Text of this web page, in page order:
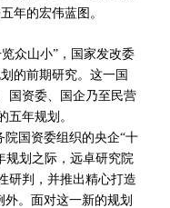
年的宏伟蓝图。
众山小”，国家发改委
的前期研究。这一国
国资委、国企乃至民营
五年规划。
院国资委组织的央企“十
规划之际，远卓研究院
研判，并推出精心打造
外。面对这一新的规划